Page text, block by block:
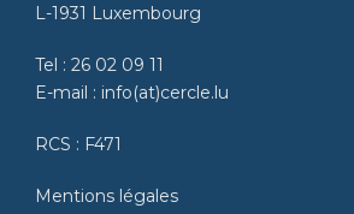
L-1931 Luxembourg
Tel : 26 02 09 11
E-mail : info(at)cercle.lu
RCS : F471
Mentions légales